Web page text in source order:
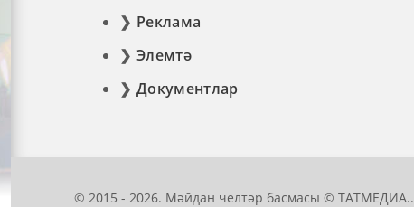
Реклама
Элемтә
Документлар
© 2015 - 2026. Мәйдан челтәр басмасы © ТАТМЕДИА..